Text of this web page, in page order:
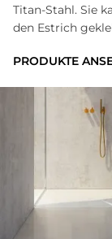
Titan-Stahl. Sie
den Estrich
PRODUKTE